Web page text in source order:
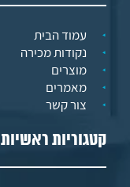
עמוד הבית
נקודות מכירה
מוצרים
מאמרים
צור קשר
קטגוריות ראשיות